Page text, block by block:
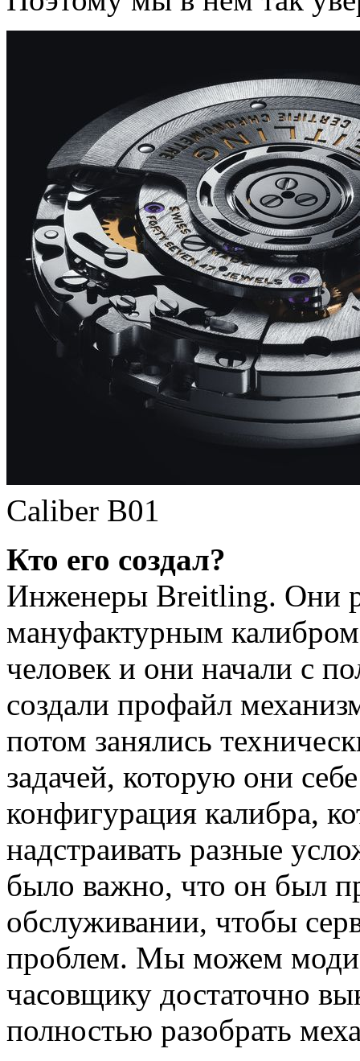
Caliber B01
Кто его создал?
Инженеры Breitling. Они
мануфактурным
человек и они начали с
создали профайл
потом занялись
задачей, которую они
конфигурация калибра,
надстраивать разные
было важно, что он был
обслуживании, чтобы
проблем. Мы можем
часовщику достаточно
полностью разобрать